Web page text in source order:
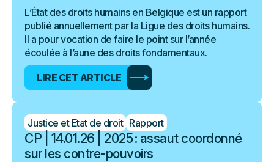
L’État des droits humains en Belgique est un rapport
publié annuellement par la Ligue des droits humains.
Il a pour vocation de faire le point sur l’année
écoulée à l’aune des droits fondamentaux.
LIRE CET ARTICLE
Justice et Etat de droit Rapport
CP | 14.01.26 | 2025 : assaut coordonné
sur les contre-pouvoirs